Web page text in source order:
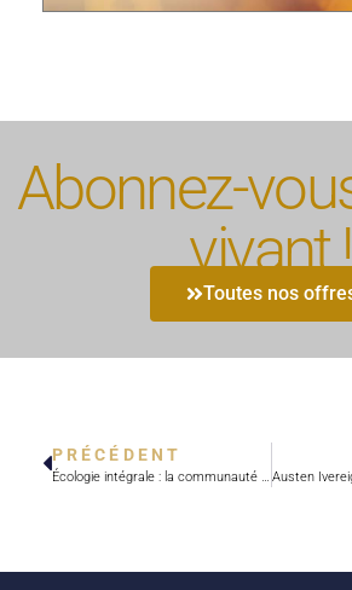
Abonnez-
vivant !
Toutes nos
PRÉCÉDENT
Écologie intégrale : la communauté de l’Emmanuel en chemin